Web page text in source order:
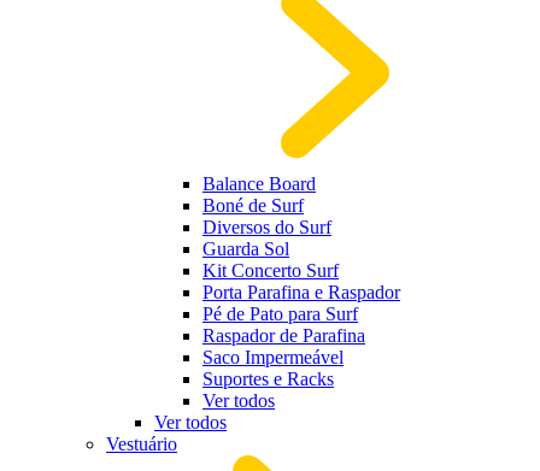
Balance Board
Boné de Surf
Diversos do Surf
Guarda Sol
Kit Concerto Surf
Porta Parafina e Raspador
Pé de Pato para Surf
Raspador de Parafina
Saco Impermeável
Suportes e Racks
Ver todos
Ver todos
Vestuário